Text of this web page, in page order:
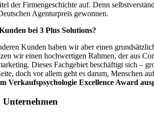
der Firmengeschichte auf. Denn
Agenturpreis gewonnen.
bei 3 Plus Solutions?
Kunden haben wir aber einen
wir einen hochwertigen Rahmen, der aus
Dieses Fachgebiet beschäftigt sich –
doch vor allem geht es darum, Menschen
Verkaufspsychologie Excellence Award